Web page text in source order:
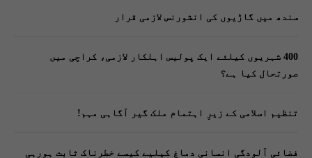
سندھ میں گاڑیوں کی انشورنس لازمی قرار
400 شہریوں کیلئے ایک پولیس اہلکار لازمی، کراچی میں
صورتحال کیا ہے؟
تنظیم اسلامی کے زیرِ اہتمام ملک گیر آگاہی مہم!
فضائی آلودگی انسانی دماغ کیلیے کیسے خطرناک ثابت ہورہی